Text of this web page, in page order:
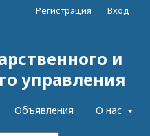
и
управления
Объявления О нас
Регистрация Вход